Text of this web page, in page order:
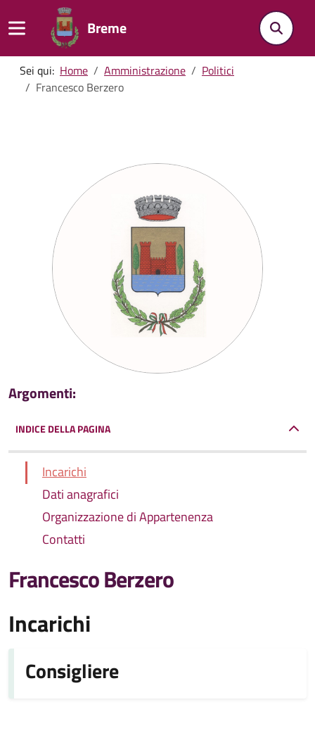
Breme
Sei qui: Home Amministrazione
Politici
Francesco Berzero
Argomenti:
INDICE DELLA PAGINA
Incarichi
Dati anagrafici
Organizzazione di Appartenenza
Contatti
Francesco Berzero
Incarichi
Consigliere